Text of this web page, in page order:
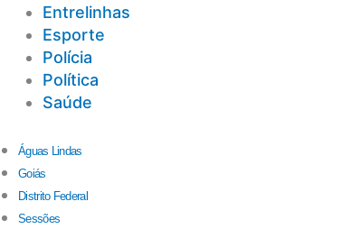
Entrelinhas
Esporte
Polícia
Política
Saúde
Águas Lindas
Goiás
Distrito Federal
Sessões